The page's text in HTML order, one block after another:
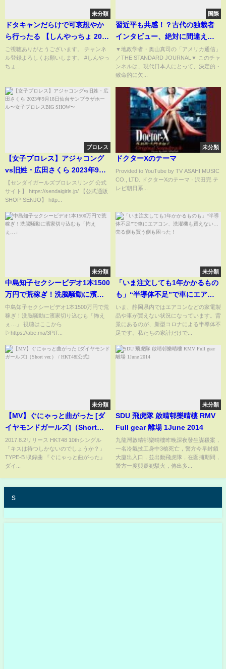
未分類
ドタキャンだらけで可哀想やか
ら行ったる 【しんやっちょ 2019
年3月15日】
ご視聴ありがとうございます。 チャンネ
ル登録よろしくお願いします。 #しんやっ
ちょ...
国際
習近平も共感！？古代の独裁者
インタビュー、絶対に間違えら
れない...独裁者の孤独｜奥山真司
の地政学「アメリカ通信」
▼地政学者・奥山真司の「アメリカ通信」
／THE STANDARD JOURNAL▼ このチャ
ンネルは、現代日本人にとって、決定的・
致命的に欠...
プロレス
【女子プロレス】アジャコング
vs旧姓・広田さくら 2023年9月
18日仙台サンプラザホール〜女
子プロレスBIG SHOW〜
【センダイガールズプロレスリング 公式
サイト】 https://sendaigirls.jp/ 【公式通販
SHOP-SENJO】 http...
未分類
ドクターXのテーマ
Provided to YouTube by TV ASAHI MUSIC
CO., LTD. ドクターXのテーマ · 沢田完 テ
レビ朝日系...
未分類
中島知子セクシービデオ1本1500
万円で荒稼ぎ！洗脳騒動に濱家
切り込むも「怖えぇ…」
中島知子セクシービデオ1本1500万円で荒
稼ぎ！洗脳騒動に濱家切り込むも「怖え
ぇ…」 視聴はここから
▷https://abe.ma/3PtT...
未分類
「いま注文しても1年かかるもの
も」“半導体不足”で車にエアコ
ン、洗濯機も買えない…売る側
も買う側も困った！
いま、静岡県内ではエアコンなどの家電製
品や車が買えない状況になっています。背
景にあるのが、新型コロナによる半導体不
足です。私たちの家計だけで...
未分類
【MV】ぐにゃっと曲がった [ダ
イヤモンドガールズ]（Short
ver.） / HKT48[公式]
2017.8.2リリース HKT48 10thシングル
「キスは待つしかないのでしょうか？」
TYPE-B 収録曲 『ぐにゃっと曲がった』
ダイ...
未分類
SDU 飛虎隊 啟晴邨樂晴樓 RMV
Full gear 離場 1June 2014
九龍灣啟晴邨樂晴樓昨晚深夜發生謀殺案，
一名冷氣技工身中3槍死亡，警方今早封鎖
大廈出入口，並出動飛虎隊，在圍捕期間，
警方一度與疑犯駁火，傳出多...
s